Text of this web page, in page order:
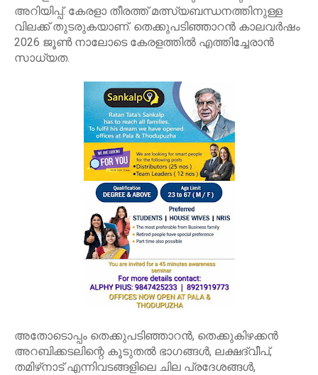
അറിയിപ്പ്. കേരളാ തീരത്ത് മത്സ്യബന്ധനത്തിനുള്ള
വിലക്ക് തുടരുകയാണ്. തെക്കുപടിഞ്ഞാറൻ കാലവർഷം
2026 ജൂൺ നാലോടെ കേരളത്തിൽ എത്തിച്ചേരാൻ
സാധ്യത.
അതോടൊപ്പം തെക്കുപടിഞ്ഞാറൻ, തെക്കുകിഴക്കൻ
അറബിക്കടലിന്റെ കൂടുതൽ ഭാഗങ്ങൾ, ലക്ഷദ്വീപ്,
തമിഴ്‌നാട് എന്നിവടങ്ങളിലെ ചില പ്രദേശങ്ങൾ,